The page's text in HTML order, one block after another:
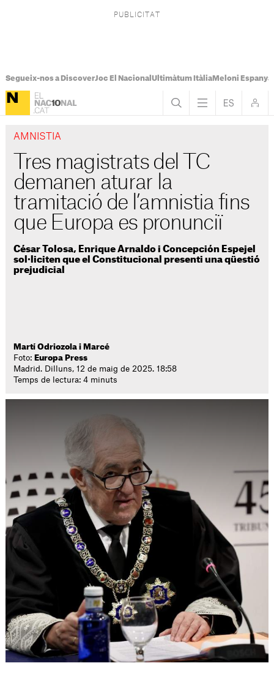
Segueix-nos a DiscoverJoc El Nacional Ultimàtum ItàliaMeloni Espanya
AMNISTIA
Tres magistrats del TC
demanen aturar la
tramitació de l’amnistia fins
que Europa es pronunciï
César Tolosa, Enrique Arnaldo i Concepción Espejel
sol·liciten que el Constitucional presenti una qüestió
prejudicial
Martí Odriozola i Marcé
Foto: Europa Press
Madrid. Dilluns, 12 de maig de 2025. 18:58
Temps de lectura: 4 minuts